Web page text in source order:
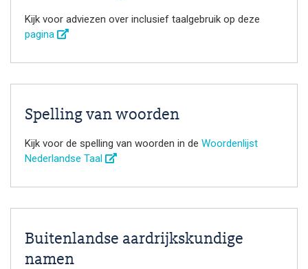
Kijk voor adviezen over inclusief taalgebruik op deze
pagina
Spelling van woorden
Kijk voor de spelling van woorden in de Woordenlijst
Nederlandse Taal
Buitenlandse aardrijkskundige
namen